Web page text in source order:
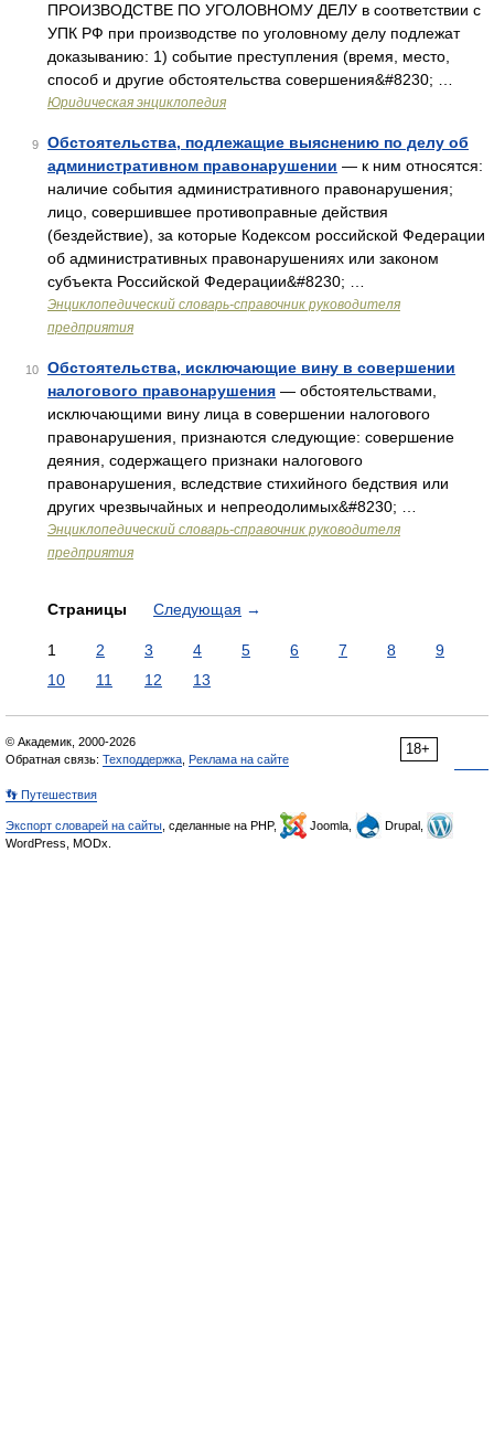
ПРОИЗВОДСТВЕ ПО УГОЛОВНОМУ ДЕЛУ в соответствии с
УПК РФ при производстве по уголовному делу подлежат
доказыванию: 1) событие преступления (время, место,
способ и другие обстоятельства совершения&#8230; …
Юридическая энциклопедия
9
Обстоятельства, подлежащие выяснению по делу об
административном правонарушении — к ним относятся:
наличие события административного правонарушения;
лицо, совершившее противоправные действия
(бездействие), за которые Кодексом российской Федерации
об административных правонарушениях или законом
субъекта Российской Федерации&#8230; …
Энциклопедический словарь-справочник руководителя
предприятия
10
Обстоятельства, исключающие вину в совершении
налогового правонарушения — обстоятельствами,
исключающими вину лица в совершении налогового
правонарушения, признаются следующие: совершение
деяния, содержащего признаки налогового
правонарушения, вследствие стихийного бедствия или
других чрезвычайных и непреодолимых&#8230; …
Энциклопедический словарь-справочник руководителя
предприятия
Страницы Следующая →
1 2 3 4 5 6 7 8
9
10
11 12 13
18+
© Академик, 2000-2026
Обратная связь: Техподдержка Реклама на сайте
👣 Путешествия
Экспорт словарей на сайты , сделанные на PHP, Joomla,
Drupal,
WordPress, MODx.